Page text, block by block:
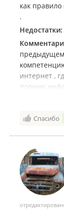
как
.
Недостатки:
интернет ,
полную
лично
видимо
своиСпасибо